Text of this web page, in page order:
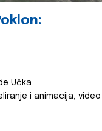
Učka
i animacija, video